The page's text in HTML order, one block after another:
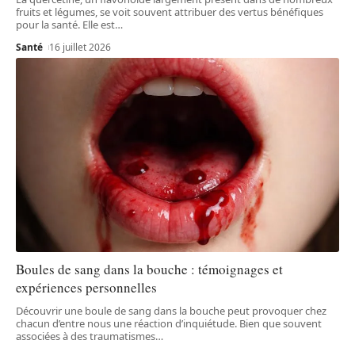
fruits et légumes, se voit souvent attribuer des vertus bénéfiques
pour la santé. Elle est…
Santé 16 juillet 2026
Boules de sang dans la bouche : témoignages et
expériences personnelles
Découvrir une boule de sang dans la bouche peut provoquer chez
chacun d’entre nous une réaction d’inquiétude. Bien que souvent
associées à des traumatismes…